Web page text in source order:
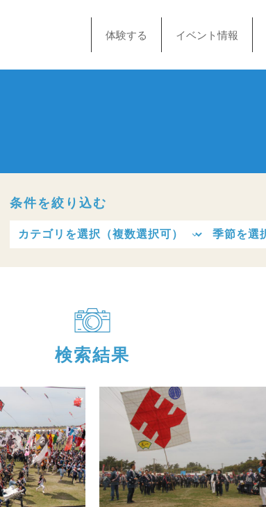
体験する イベント情報
条件を絞り込む
検索結果